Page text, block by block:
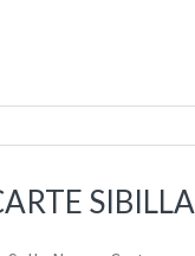
SIBILLA